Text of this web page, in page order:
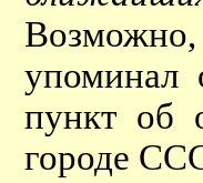
упоминал
пункт об
городе